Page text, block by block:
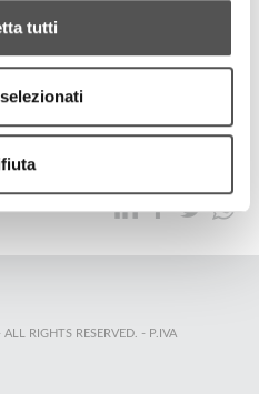
tutti
SUSTAINABILITY
RIGHTS RESERVED. - P.IVA